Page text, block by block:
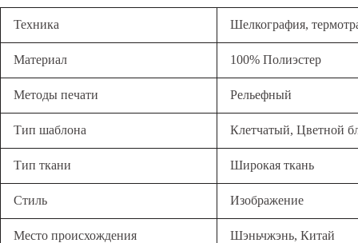
Техника Шелкография,
Материал 100% Полиэстер
Методы печати Рельефный
Тип шаблона Клетчатый, Цветной
Тип ткани Широкая ткань
Стиль Изображение
Место происхождения Шэньчжэнь, Китай